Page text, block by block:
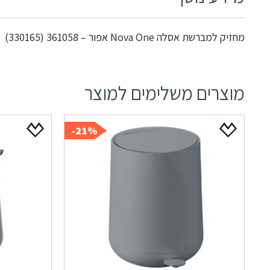
מחזיק למברשת אסלה Nova One אפור – 361058 (330165)
מוצרים משלימים למוצר
21%-